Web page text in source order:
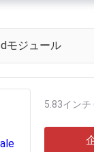
モジュール
5.83インチ